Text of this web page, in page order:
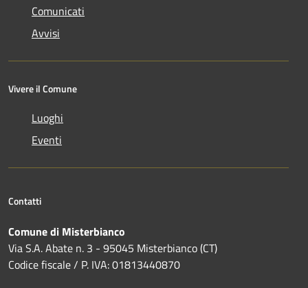
Comunicati
Avvisi
Vivere il Comune
Luoghi
Eventi
Contatti
Comune di Misterbianco
Via S.A. Abate n. 3 - 95045 Misterbianco (CT)
Codice fiscale / P. IVA: 01813440870